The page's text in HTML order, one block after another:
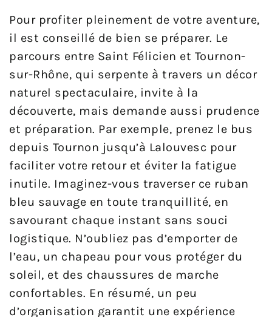
Pour profiter pleinement de votre aventure,
il est conseillé de bien se préparer. Le
parcours entre Saint Félicien et Tournon-
sur-Rhône, qui serpente à travers un décor
naturel spectaculaire, invite à la
découverte, mais demande aussi prudence
et préparation. Par exemple, prenez le bus
depuis Tournon jusqu’à Lalouvesc pour
faciliter votre retour et éviter la fatigue
inutile. Imaginez-vous traverser ce ruban
bleu sauvage en toute tranquillité, en
savourant chaque instant sans souci
logistique. N’oubliez pas d’emporter de
l’eau, un chapeau pour vous protéger du
soleil, et des chaussures de marche
confortables. En résumé, un peu
d’organisation garantit une expérience